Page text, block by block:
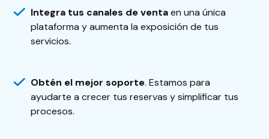
Integra tus canales de ventaen una única
plataforma y aumenta la exposición de tus
servicios.
Obtén el mejor soporte. Estamos para
ayudarte a crecer tus reservas y simplificar tus
procesos.